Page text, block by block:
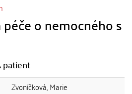
o nemocného s
patient
Zvoníčková, Marie